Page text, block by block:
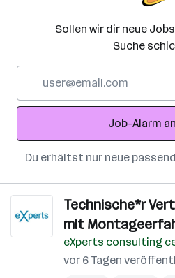
Sollen wir dir neue
Suche
Adresse
Job-Alarm
Du erhältst nur neue
Technische*r
mit
eXperts consulting
vor 6 Tagen